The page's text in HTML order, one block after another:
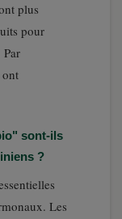
plus
pour
Par
ont
sont-ils
?
Les